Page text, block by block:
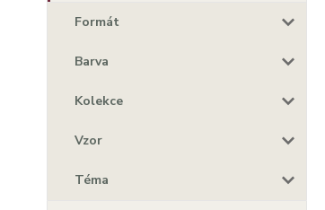
Formát
Barva
Kolekce
Vzor
Téma